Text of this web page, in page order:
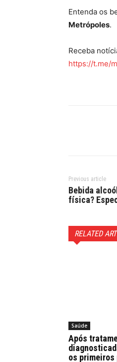
Entenda os
Metrópoles.
Receba
https://t.me/
Previous article
Bebida
física?
RELATED
Saúde
Após
os primeiros